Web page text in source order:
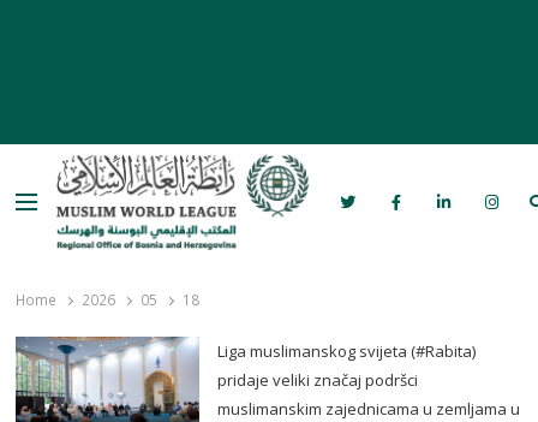
Menu
Bosni i Hercegovini
Home 2026 05 18
Liga muslimanskog svijeta (#Rabita)
pridaje veliki značaj podršci
muslimanskim zajednicama u zemljama u